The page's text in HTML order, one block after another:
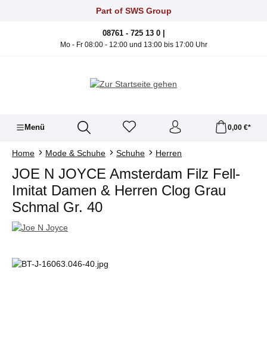
Zum Hauptinhalt springenPart of SWS Group
08761 - 725 13 0 |
Mo - Fr 08:00 - 12:00 und 13:00 bis 17:00 Uhr
Menü 0,00 €*
Home Mode & Schuhe Schuhe Herren
JOE N JOYCE Amsterdam Filz Fell-
Imitat Damen & Herren Clog Grau
Schmal Gr. 40
Bildergalerie überspringen